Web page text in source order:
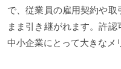
で、従業員の雇用契約や
まま引き継がれます。許認
中小企業にとって大きなメ